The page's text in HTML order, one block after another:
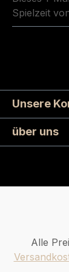
Spielzeit
Unsere
über uns
Alle